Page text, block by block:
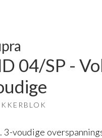
04/SP -
3-voudige